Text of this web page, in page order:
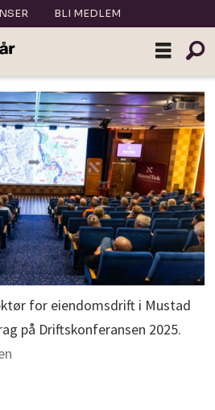
BLI MEDLEM
for eiendomsdrift i Mustad
på Driftskonferansen 2025.